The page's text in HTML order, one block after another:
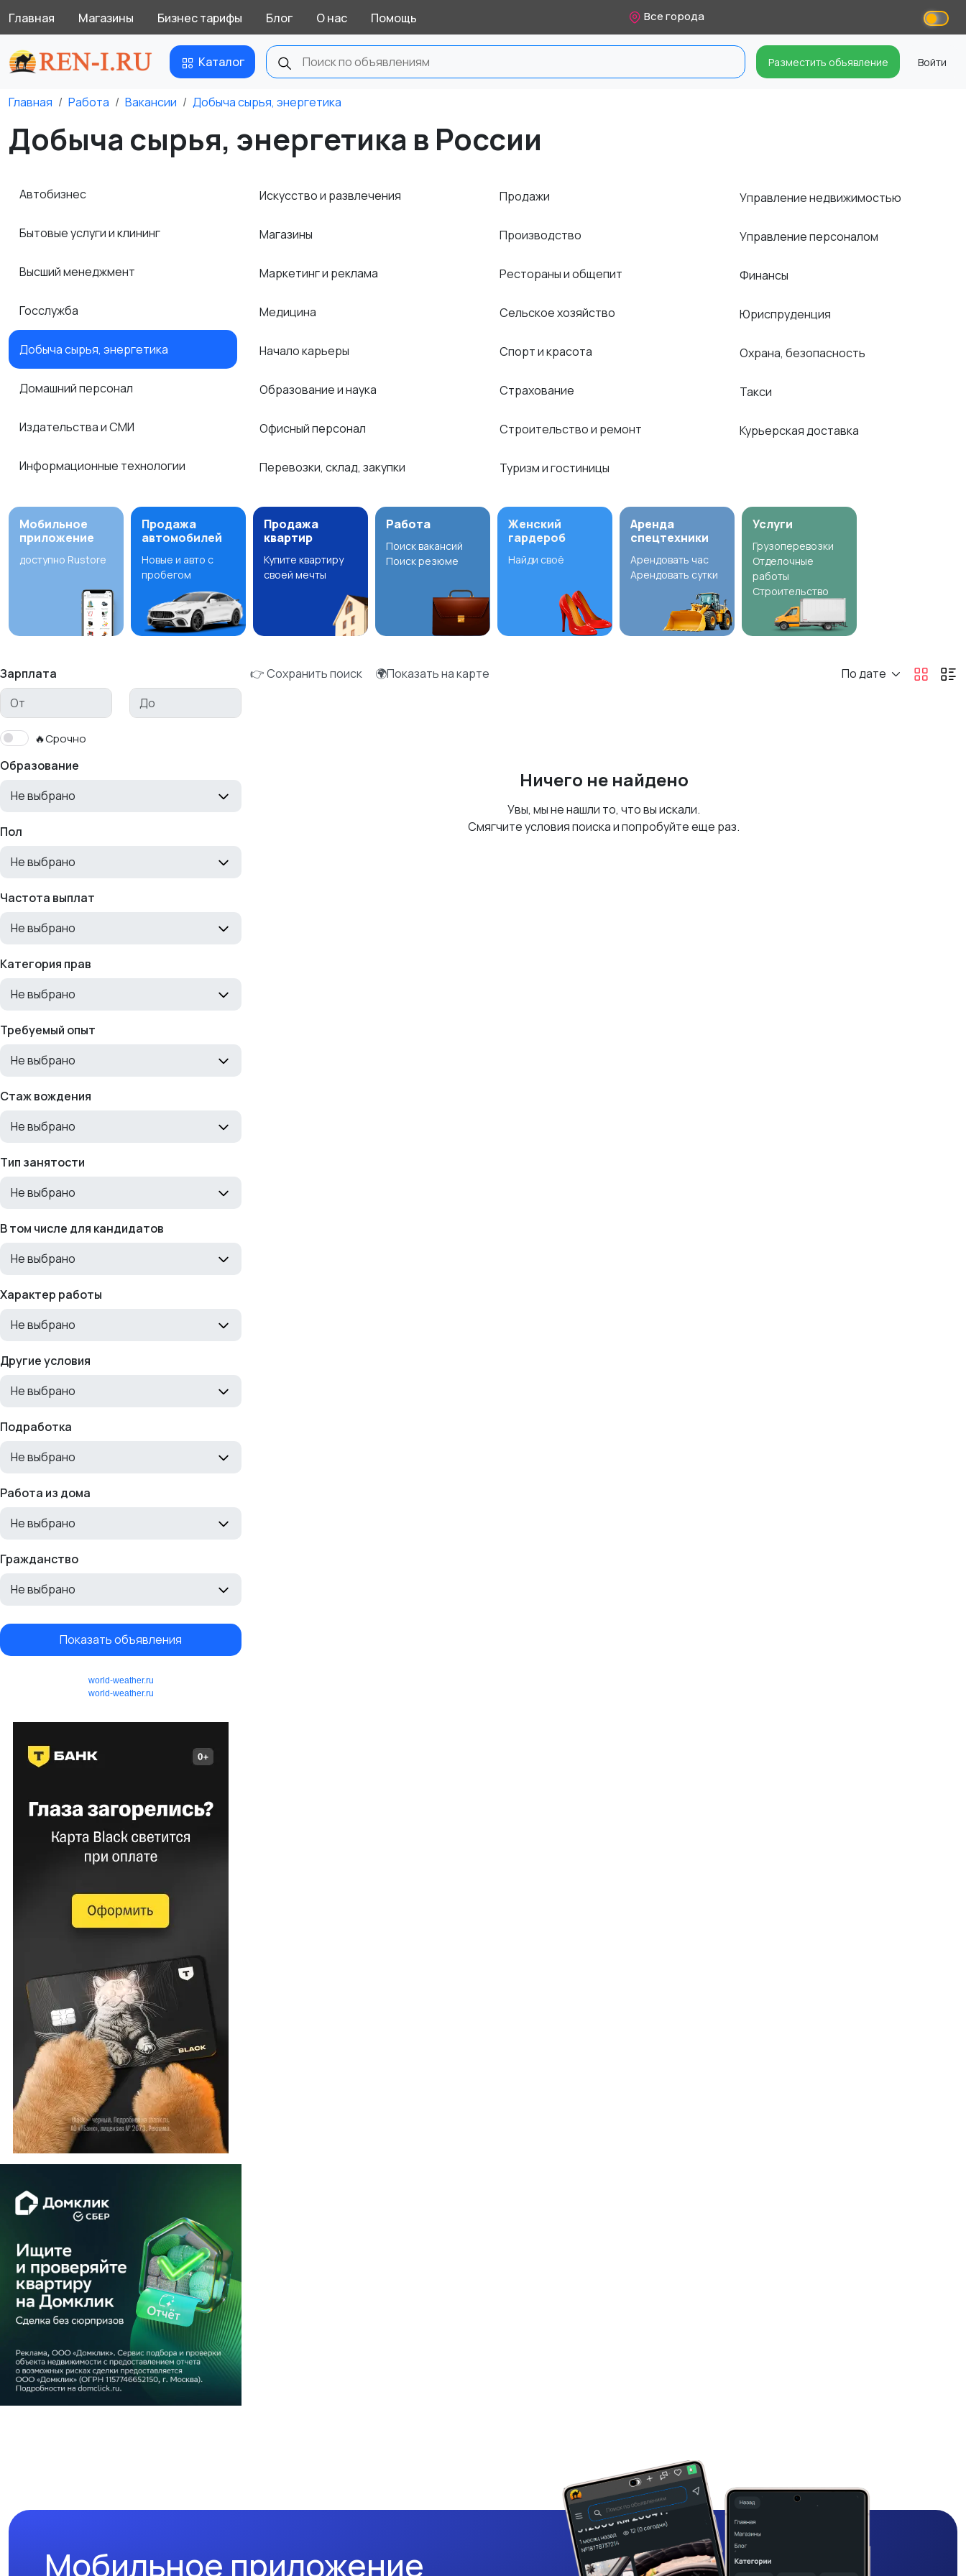
Главная Магазины Бизнес тарифы Блог О нас Помощь Все города
Каталог Разместить объявление Войти
Главная Работа Вакансии Добыча сырья, энергетика
Добыча сырья, энергетика в России
Автобизнес
Бытовые услуги и клининг
Высший менеджмент
Госслужба
Добыча сырья, энергетика
Домашний персонал
Издательства и СМИ
Информационные технологии
Искусство и развлечения
Магазины
Маркетинг и реклама
Медицина
Начало карьеры
Образование и наука
Офисный персонал
Перевозки, склад, закупки
Продажи
Производство
Рестораны и общепит
Сельское хозяйство
Спорт и красота
Страхование
Строительство и ремонт
Туризм и гостиницы
Управление недвижимостью
Управление персоналом
Финансы
Юриспруденция
Охрана, безопасность
Такси
Курьерская доставка
Мобильное
приложение
доступно Rustore
Продажа
автомобилей
Новые и авто с
пробегом
Продажа
квартир
Купите квартиру
своей мечты
Работа
Поиск вакансий
Поиск резюме
Женский
гардероб
Найди своё
Аренда
спецтехники
Арендовать час
Арендовать сутки
Услуги
Грузоперевозки
Отделочные
работы
Строительство
Зарплата
🔥Срочно
Образование
Не выбрано
Пол
Не выбрано
Частота выплат
Не выбрано
Категория прав
Не выбрано
Требуемый опыт
Не выбрано
Стаж вождения
Не выбрано
Тип занятости
Не выбрано
В том числе для кандидатов
Не выбрано
Характер работы
Не выбрано
Другие условия
Не выбрано
Подработка
Не выбрано
Работа из дома
Не выбрано
Гражданство
Не выбрано
Показать объявления
world-weather.ru
world-weather.ru
👉 Сохранить поиск 🌍Показать на карте По дате
Ничего не найдено
Увы, мы не нашли то, что вы искали.
Смягчите условия поиска и попробуйте еще раз.
Мобильное приложение